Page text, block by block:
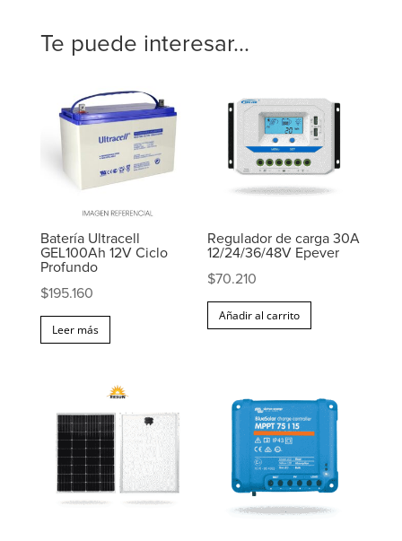
Te puede interesar...
Batería Ultracell
GEL100Ah 12V Ciclo
Profundo
$195.160
Leer más
Regulador de carga 30A
12/24/36/48V Epever
$70.210
Añadir al carrito